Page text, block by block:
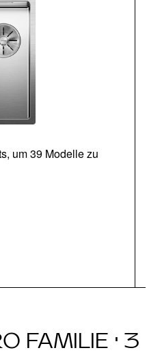
um 39 Modelle zu
FAMILIE · 3